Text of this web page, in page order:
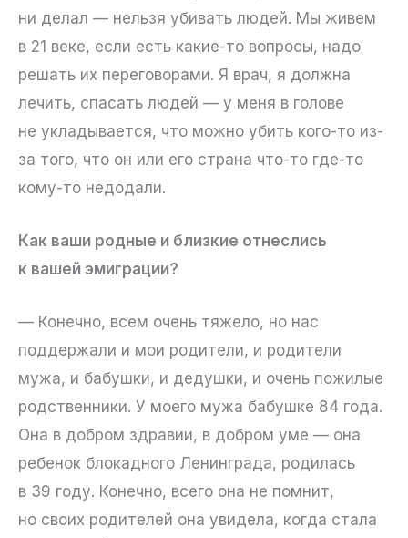
ни делал — нельзя убивать людей. Мы живем
в 21 веке, если есть какие-то вопросы, надо
решать их переговорами. Я врач, я должна
лечить, спасать людей — у меня в голове
не укладывается, что можно убить кого-то из-
за того, что он или его страна что-то где-то
кому-то недодали.
Как ваши родные и близкие отнеслись
к вашей эмиграции?
— Конечно, всем очень тяжело, но нас
поддержали и мои родители, и родители
мужа, и бабушки, и дедушки, и очень пожилые
родственники. У моего мужа бабушке 84 года.
Она в добром здравии, в добром уме — она
ребенок блокадного Ленинграда, родилась
в 39 году. Конечно, всего она не помнит,
но своих родителей она увидела, когда стала